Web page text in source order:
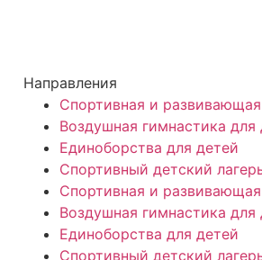
Направления
Спортивная и
Воздушная гимнастика
Единоборства для детей
Спортивный детский
Спортивная и
Воздушная гимнастика
Единоборства для детей
Спортивный детский